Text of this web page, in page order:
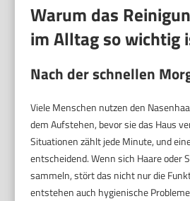
Warum das
im Alltag so wichtig
Nach der schnellen
Viele Menschen nutzen den
dem Aufstehen, bevor sie das Haus
Situationen zählt jede Minute, und
entscheidend. Wenn sich Haare oder
sammeln, stört das nicht nur die
entstehen auch hygienische